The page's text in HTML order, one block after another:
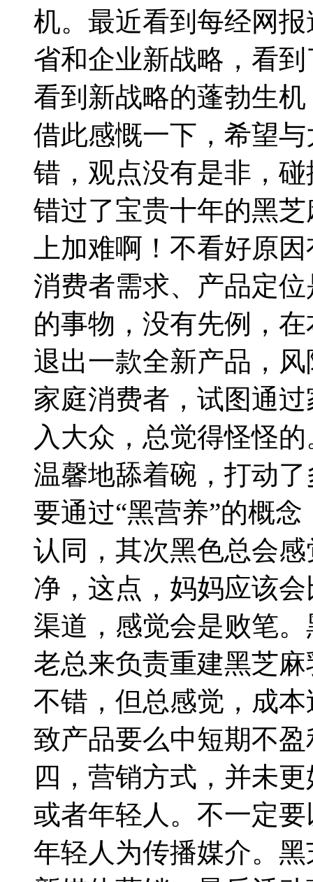
机。最近看到每经网
省和企业新战略，看
看到新战略的蓬勃生
借此感慨一下，希望
错，观点没有是非，
错过了宝贵十年的黑
上加难啊！不看好原
消费者需求、产品定
的事物，没有先例，
退出一款全新产品，
家庭消费者，试图通
入大众，总觉得怪怪
温馨地舔着碗，打动
要通过“黑营养”的概
认同，其次黑色总会
净，这点，妈妈应该
渠道，感觉会是败笔
老总来负责重建黑芝
不错，但总感觉，成
致产品要么中短期不
四，营销方式，并未
或者年轻人。不一定
年轻人为传播媒介。